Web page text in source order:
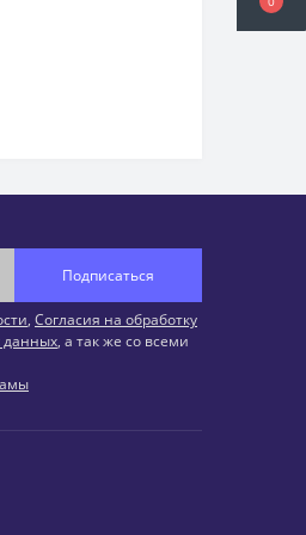
Подписаться
, Согласия на обработку
данных, а так же со всеми